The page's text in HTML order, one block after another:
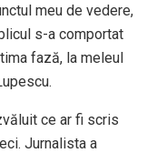
meu de vedere,
s-a comportat
fază, la meleul
ce ar fi scris
Jurnalista a